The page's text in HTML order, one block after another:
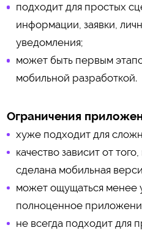
подходит для простых
информации, заявки,
уведомления;
может быть первым
мобильной разработкой.
Ограничения
хуже подходит для
качество зависит от
сделана мобильная
может ощущаться менее
полноценное
не всегда подходит для